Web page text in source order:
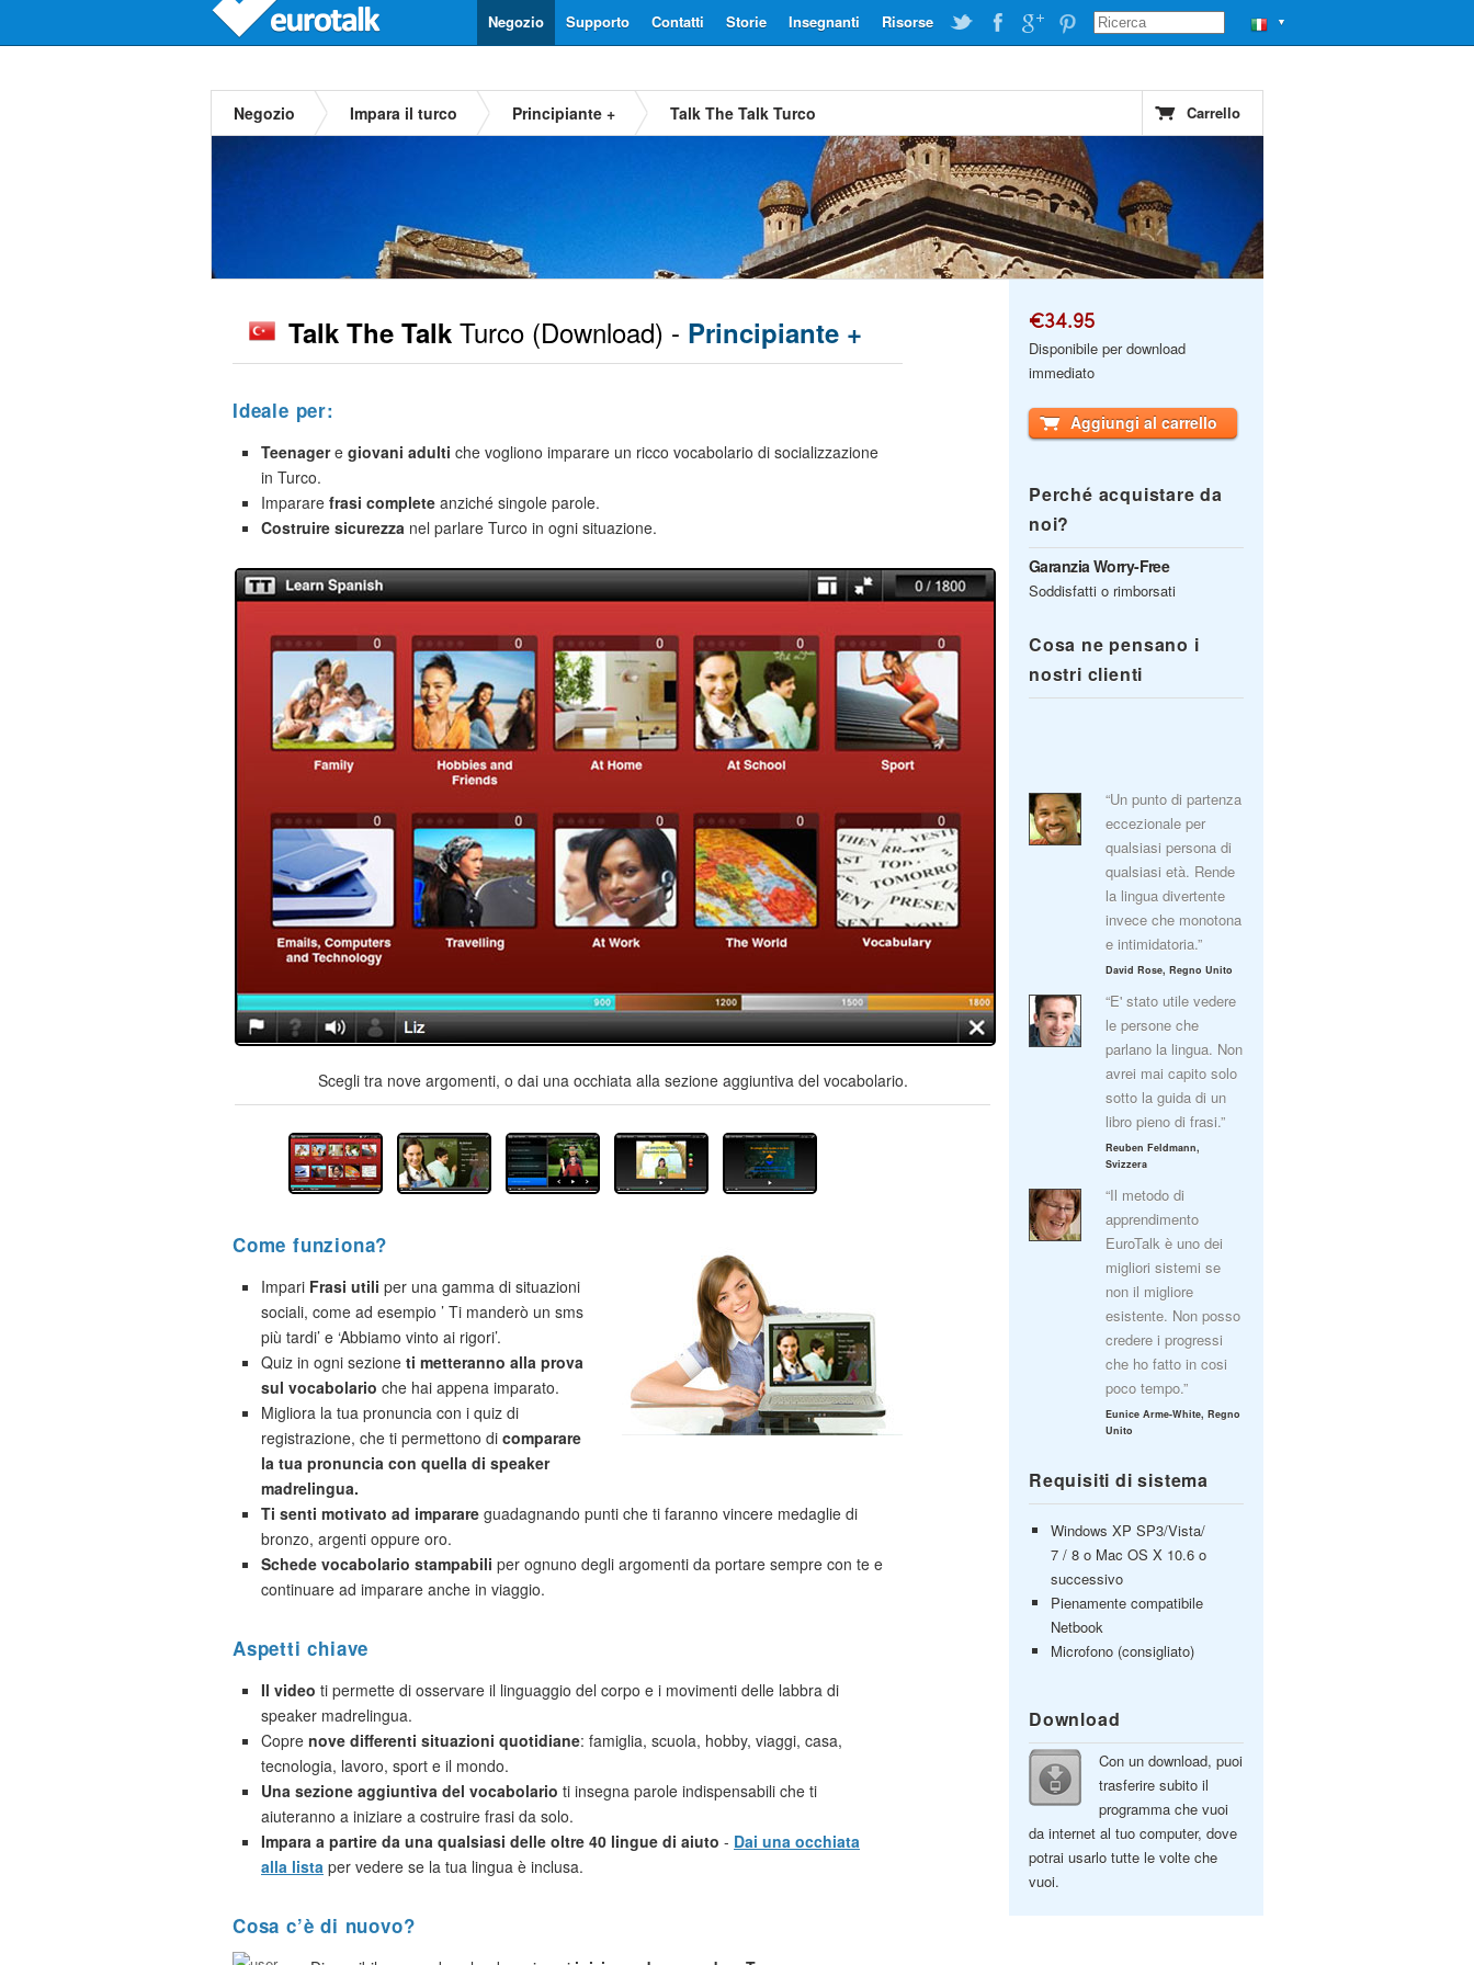
▼
Risorse
Insegnanti
Storie
Contatti
Supporto
Negozio
Negozio Impara il turco Principiante + Talk The Talk Turco Carrello
Talk The Talk Turco (Download) - Principiante +
Ideale per:
Teenagere giovani adulti che vogliono imparare un ricco vocabolario di socializzazione
in Turco.
Imparare frasi complete anziché singole parole.
Costruire sicurezza nel parlare Turco in ogni situazione.
Scegli tra nove argomenti, o dai una occhiata alla sezione aggiuntiva del vocabolario.
Come funziona?
Impari Frasi utili per una gamma di situazioni
sociali, come ad esempio ’ Ti manderò un sms
più tardi’ e ‘Abbiamo vinto ai rigori’.
Quiz in ogni sezione ti metteranno alla prova
sul vocabolario che hai appena imparato.
Migliora la tua pronuncia con i quiz di
registrazione, che ti permettono di comparare
la tua pronuncia con quella di speaker
madrelingua.
Ti senti motivato ad imparare guadagnando punti che ti faranno vincere medaglie di
bronzo, argenti oppure oro.
Schede vocabolario stampabili per ognuno degli argomenti da portare sempre con te e
continuare ad imparare anche in viaggio.
Aspetti chiave
Il video ti permette di osservare il linguaggio del corpo e i movimenti delle labbra di
speaker madrelingua.
Copre nove differenti situazioni quotidiane: famiglia, scuola, hobby, viaggi, casa,
tecnologia, lavoro, sport e il mondo.
Una sezione aggiuntiva del vocabolario ti insegna parole indispensabili che ti
aiuteranno a iniziare a costruire frasi da solo.
Impara a partire da una qualsiasi delle oltre 40 lingue di aiuto - Dai una occhiata
alla lista per vedere se la tua lingua è inclusa.
Cosa c’è di nuovo?
€34.95
Disponibile per download
immediato
Aggiungi al carrello
Perché acquistare da
noi?
Garanzia Worry-Free
Soddisfatti o rimborsati
Cosa ne pensano i
nostri clienti
“Un punto di partenza
eccezionale per
qualsiasi persona di
qualsiasi età. Rende
la lingua divertente
invece che monotona
e intimidatoria.”
David Rose, Regno Unito
“E' stato utile vedere
le persone che
parlano la lingua. Non
avrei mai capito solo
sotto la guida di un
libro pieno di frasi.”
Reuben Feldmann,
Svizzera
“Il metodo di
apprendimento
EuroTalk è uno dei
migliori sistemi se
non il migliore
esistente. Non posso
credere i progressi
che ho fatto in cosi
poco tempo.”
Eunice Arme-White, Regno
Unito
Requisiti di sistema
Windows XP SP3/Vista/
7 / 8 o Mac OS X 10.6 o
successivo
Pienamente compatibile
Netbook
Microfono (consigliato)
Download
Con un download, puoi
trasferire subito il
programma che vuoi
da internet al tuo computer, dove
potrai usarlo tutte le volte che
vuoi.